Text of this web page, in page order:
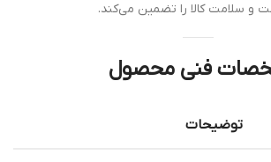
و سلامت کالا را تضمین می‌کند.
فنی محصول
توضیحات